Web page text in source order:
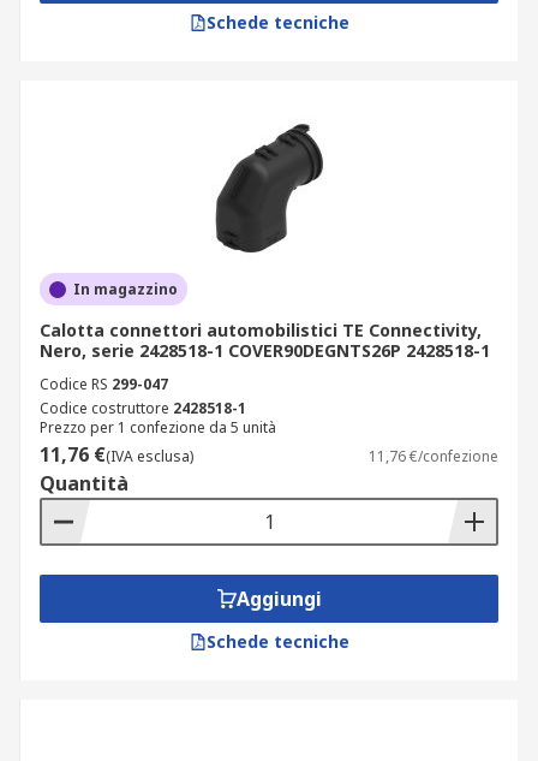
Schede tecniche
In magazzino
Calotta connettori automobilistici TE Connectivity,
Nero, serie 2428518-1 COVER90DEGNTS26P 2428518-1
Codice RS 299-047
Codice costruttore 2428518-1
Prezzo per 1 confezione da 5 unità
11,76 €(IVA esclusa) 11,76 €/confezione
Quantità
Aggiungi
Schede tecniche